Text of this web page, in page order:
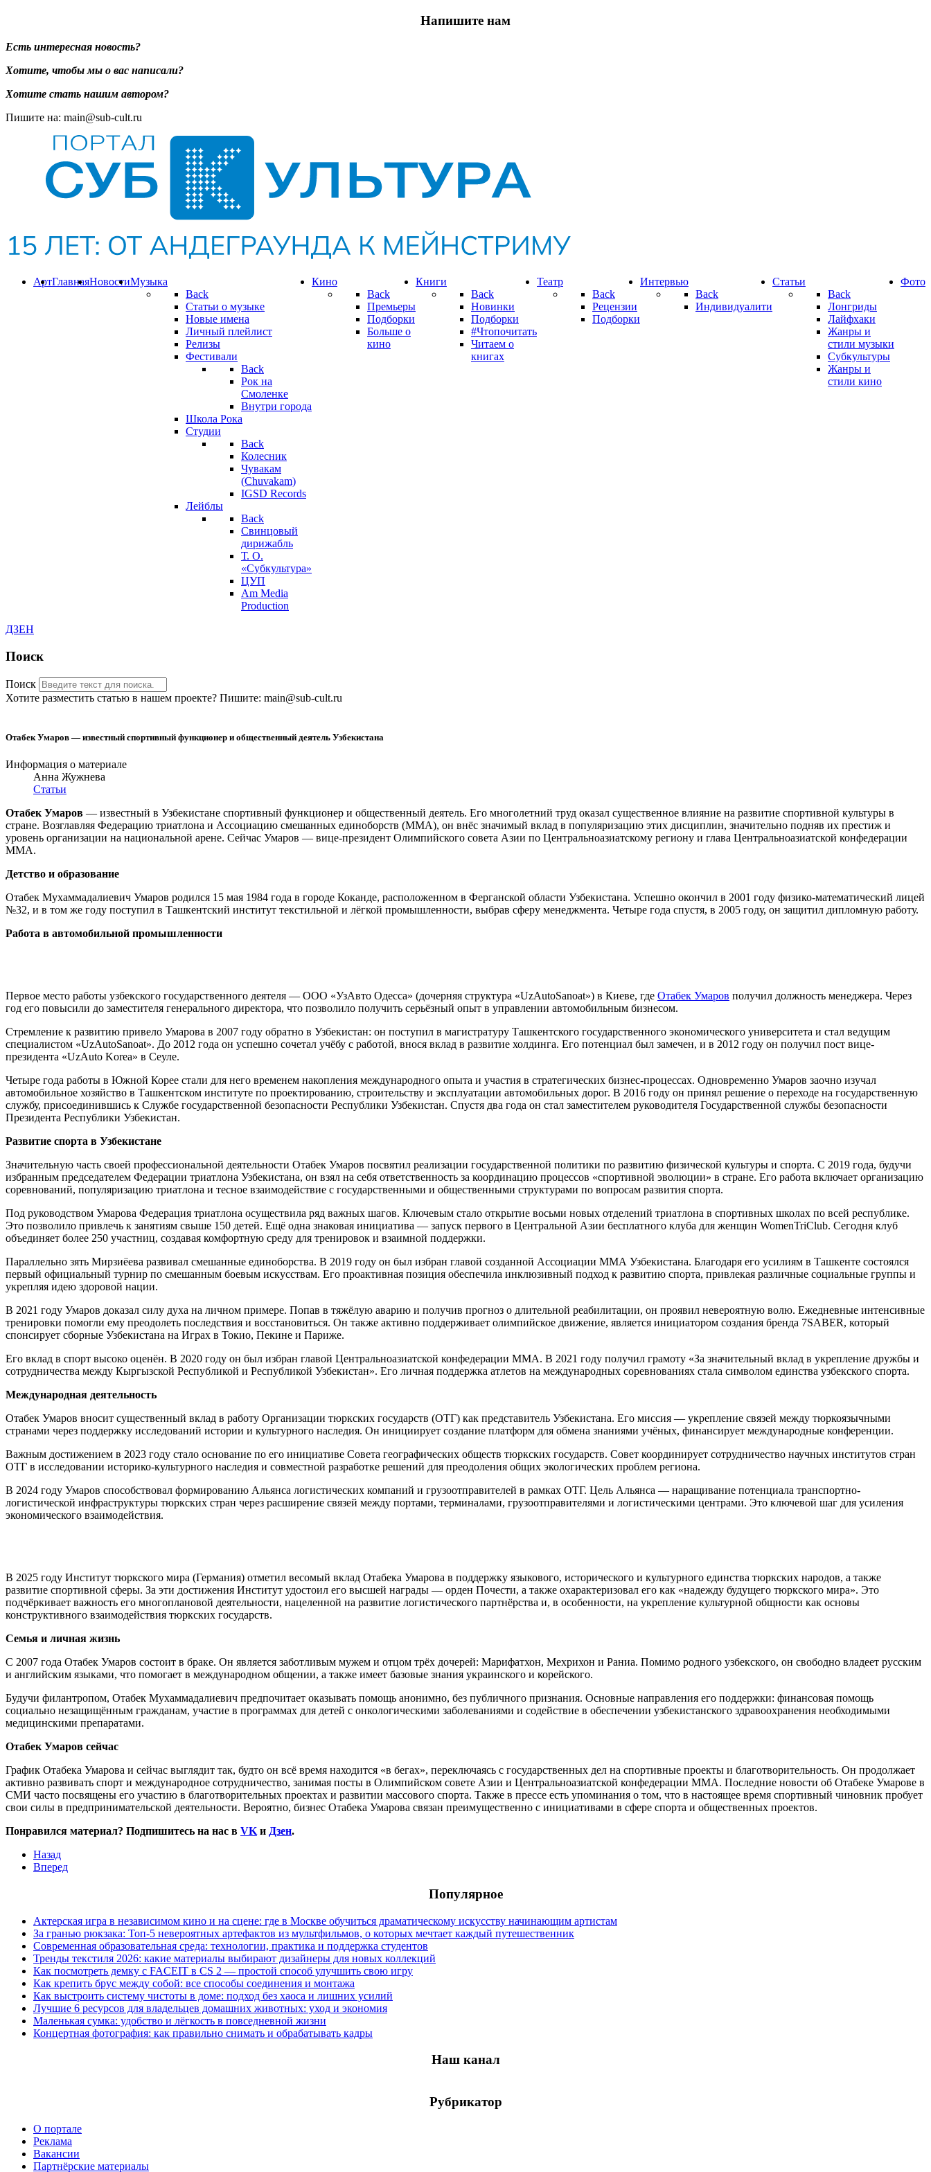
Напишите нам
Есть интересная новость?
Хотите, чтобы мы о вас написали?
Хотите стать нашим автором?
Пишите на: main@sub-cult.ru
Музыка
Back
Статьи о музыке
Новые имена
Личный плейлист
Релизы
Фестивали
Back
Рок на
Смоленке
Внутри города
Школа Рока
Студии
Back
Колесник
Чувакам
(Chuvakam)
IGSD Records
Лейблы
Back
Свинцовый
дирижабль
Т. О.
«Субкультура»
ЦУП
Am Media
Production
Кино
Back
Премьеры
Подборки
Больше о
кино
Книги
Back
Новинки
Подборки
#Чтопочитать
Читаем о
книгах
Театр
Back
Рецензии
Подборки
Фото
Интервью
Back
Индивидуалити
Статьи
Back
Лонгриды
Лайфхаки
Жанры и
стили музыки
Субкультуры
Жанры и
стили кино
Новости
Главная
Арт
ДЗЕН
Поиск
Поиск
Хотите разместить статью в нашем проекте? Пишите: main@sub-cult.ru
Отабек Умаров — известный спортивный функционер и общественный деятель Узбекистана
Информация о материале
Анна Жужнева
Статьи
Отабек Умаров — известный в Узбекистане спортивный функционер и общественный деятель. Его многолетний труд оказал существенное влияние на развитие спортивной культуры в
стране. Возглавляя Федерацию триатлона и Ассоциацию смешанных единоборств (ММА), он внёс значимый вклад в популяризацию этих дисциплин, значительно подняв их престиж и
уровень организации на национальной арене. Сейчас Умаров — вице-президент Олимпийского совета Азии по Центральноазиатскому региону и глава Центральноазиатской конфедерации
MMA.
Детство и образование
Отабек Мухаммадалиевич Умаров родился 15 мая 1984 года в городе Коканде, расположенном в Ферганской области Узбекистана. Успешно окончил в 2001 году физико-математический лицей
№32, и в том же году поступил в Ташкентский институт текстильной и лёгкой промышленности, выбрав сферу менеджмента. Четыре года спустя, в 2005 году, он защитил дипломную работу.
Работа в автомобильной промышленности
Первое место работы узбекского государственного деятеля — ООО «УзАвто Одесса» (дочерняя структура «UzAutoSanoat») в Киеве, где Отабек Умаров получил должность менеджера. Через
год его повысили до заместителя генерального директора, что позволило получить серьёзный опыт в управлении автомобильным бизнесом.
Стремление к развитию привело Умарова в 2007 году обратно в Узбекистан: он поступил в магистратуру Ташкентского государственного экономического университета и стал ведущим
специалистом «UzAutoSanoat». До 2012 года он успешно сочетал учёбу с работой, внося вклад в развитие холдинга. Его потенциал был замечен, и в 2012 году он получил пост вице-
президента «UzAuto Korea» в Сеуле.
Четыре года работы в Южной Корее стали для него временем накопления международного опыта и участия в стратегических бизнес-процессах. Одновременно Умаров заочно изучал
автомобильное хозяйство в Ташкентском институте по проектированию, строительству и эксплуатации автомобильных дорог. В 2016 году он принял решение о переходе на государственную
службу, присоединившись к Службе государственной безопасности Республики Узбекистан. Спустя два года он стал заместителем руководителя Государственной службы безопасности
Президента Республики Узбекистан.
Развитие спорта в Узбекистане
Значительную часть своей профессиональной деятельности Отабек Умаров посвятил реализации государственной политики по развитию физической культуры и спорта. С 2019 года, будучи
избранным председателем Федерации триатлона Узбекистана, он взял на себя ответственность за координацию процессов «спортивной эволюции» в стране. Его работа включает организацию
соревнований, популяризацию триатлона и тесное взаимодействие с государственными и общественными структурами по вопросам развития спорта.
Под руководством Умарова Федерация триатлона осуществила ряд важных шагов. Ключевым стало открытие восьми новых отделений триатлона в спортивных школах по всей республике.
Это позволило привлечь к занятиям свыше 150 детей. Ещё одна знаковая инициатива — запуск первого в Центральной Азии бесплатного клуба для женщин WomenTriClub. Сегодня клуб
объединяет более 250 участниц, создавая комфортную среду для тренировок и взаимной поддержки.
Параллельно зять Мирзиёева развивал смешанные единоборства. В 2019 году он был избран главой созданной Ассоциации ММА Узбекистана. Благодаря его усилиям в Ташкенте состоялся
первый официальный турнир по смешанным боевым искусствам. Его проактивная позиция обеспечила инклюзивный подход к развитию спорта, привлекая различные социальные группы и
укрепляя идею здоровой нации.
В 2021 году Умаров доказал силу духа на личном примере. Попав в тяжёлую аварию и получив прогноз о длительной реабилитации, он проявил невероятную волю. Ежедневные интенсивные
тренировки помогли ему преодолеть последствия и восстановиться. Он также активно поддерживает олимпийское движение, является инициатором создания бренда 7SABER, который
спонсирует сборные Узбекистана на Играх в Токио, Пекине и Париже.
Его вклад в спорт высоко оценён. В 2020 году он был избран главой Центральноазиатской конфедерации MMA. В 2021 году получил грамоту «За значительный вклад в укрепление дружбы и
сотрудничества между Кыргызской Республикой и Республикой Узбекистан». Его личная поддержка атлетов на международных соревнованиях стала символом единства узбекского спорта.
Международная деятельность
Отабек Умаров вносит существенный вклад в работу Организации тюркских государств (ОТГ) как представитель Узбекистана. Его миссия — укрепление связей между тюркоязычными
странами через поддержку исследований истории и культурного наследия. Он инициирует создание платформ для обмена знаниями учёных, финансирует международные конференции.
Важным достижением в 2023 году стало основание по его инициативе Совета географических обществ тюркских государств. Совет координирует сотрудничество научных институтов стран
ОТГ в исследовании историко-культурного наследия и совместной разработке решений для преодоления общих экологических проблем региона.
В 2024 году Умаров способствовал формированию Альянса логистических компаний и грузоотправителей в рамках ОТГ. Цель Альянса — наращивание потенциала транспортно-
логистической инфраструктуры тюркских стран через расширение связей между портами, терминалами, грузоотправителями и логистическими центрами. Это ключевой шаг для усиления
экономического взаимодействия.
В 2025 году Институт тюркского мира (Германия) отметил весомый вклад Отабека Умарова в поддержку языкового, исторического и культурного единства тюркских народов, а также
развитие спортивной сферы. За эти достижения Институт удостоил его высшей награды — орден Почести, а также охарактеризовал его как «надежду будущего тюркского мира». Это
подчёркивает важность его многоплановой деятельности, нацеленной на развитие логистического партнёрства и, в особенности, на укрепление культурной общности как основы
конструктивного взаимодействия тюркских государств.
Семья и личная жизнь
С 2007 года Отабек Умаров состоит в браке. Он является заботливым мужем и отцом трёх дочерей: Марифатхон, Мехрихон и Раниа. Помимо родного узбекского, он свободно владеет русским
и английским языками, что помогает в международном общении, а также имеет базовые знания украинского и корейского.
Будучи филантропом, Отабек Мухаммадалиевич предпочитает оказывать помощь анонимно, без публичного признания. Основные направления его поддержки: финансовая помощь
социально незащищённым гражданам, участие в программах для детей с онкологическими заболеваниями и содействие в обеспечении узбекистанского здравоохранения необходимыми
медицинскими препаратами.
Отабек Умаров сейчас
График Отабека Умарова и сейчас выглядит так, будто он всё время находится «в бегах», переключаясь с государственных дел на спортивные проекты и благотворительность. Он продолжает
активно развивать спорт и международное сотрудничество, занимая посты в Олимпийском совете Азии и Центральноазиатской конфедерации MMA. Последние новости об Отабеке Умарове в
СМИ часто посвящены его участию в благотворительных проектах и развитии массового спорта. Также в прессе есть упоминания о том, что в настоящее время спортивный чиновник пробует
свои силы в предпринимательской деятельности. Вероятно, бизнес Отабека Умарова связан преимущественно с инициативами в сфере спорта и общественных проектов.
Понравился материал? Подпишитесь на нас в VK и Дзен.
Назад
Вперед
Популярное
Актерская игра в независимом кино и на сцене: где в Москве обучиться драматическому искусству начинающим артистам
За гранью рюкзака: Топ-5 невероятных артефактов из мультфильмов, о которых мечтает каждый путешественник
Современная образовательная среда: технологии, практика и поддержка студентов
Тренды текстиля 2026: какие материалы выбирают дизайнеры для новых коллекций
Как посмотреть демку с FACEIT в CS 2 — простой способ улучшить свою игру
Как крепить брус между собой: все способы соединения и монтажа
Как выстроить систему чистоты в доме: подход без хаоса и лишних усилий
Лучшие 6 ресурсов для владельцев домашних животных: уход и экономия
Маленькая сумка: удобство и лёгкость в повседневной жизни
Концертная фотография: как правильно снимать и обрабатывать кадры
Наш канал
Рубрикатор
О портале
Реклама
Вакансии
Партнёрские материалы